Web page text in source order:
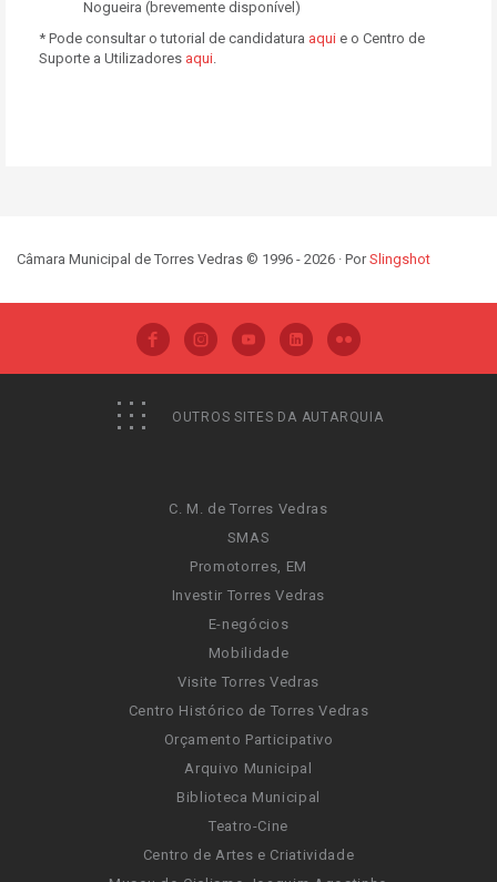
Nogueira (brevemente disponível)
* Pode consultar o tutorial de candidatura aqui e o Centro de
Suporte a Utilizadores aqui.
Câmara Municipal de Torres Vedras © 1996 - 2026 · PorSlingshot
OUTROS SITES DA AUTARQUIA
C. M. de Torres Vedras
SMAS
Promotorres, EM
Investir Torres Vedras
E-negócios
Mobilidade
Visite Torres Vedras
Centro Histórico de Torres Vedras
Orçamento Participativo
Arquivo Municipal
Biblioteca Municipal
Teatro-Cine
Centro de Artes e Criatividade